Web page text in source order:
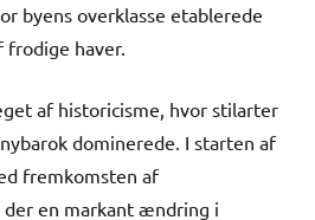
byens overklasse etablerede
haver.
af historicisme, hvor stilarter
dominerede. I starten af
fremkomsten af
en markant ændring i